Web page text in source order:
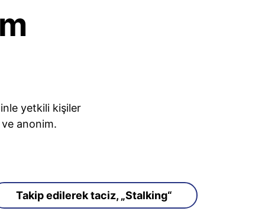
yetkili kişiler
anonim.
Takip edilerek taciz, „Stalking“